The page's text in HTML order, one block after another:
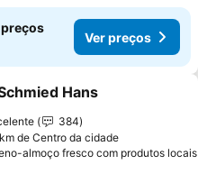
preços
Ver preços
aos favoritos
Hans
384
de Centro da cidade
almoço fresco com produtos locais